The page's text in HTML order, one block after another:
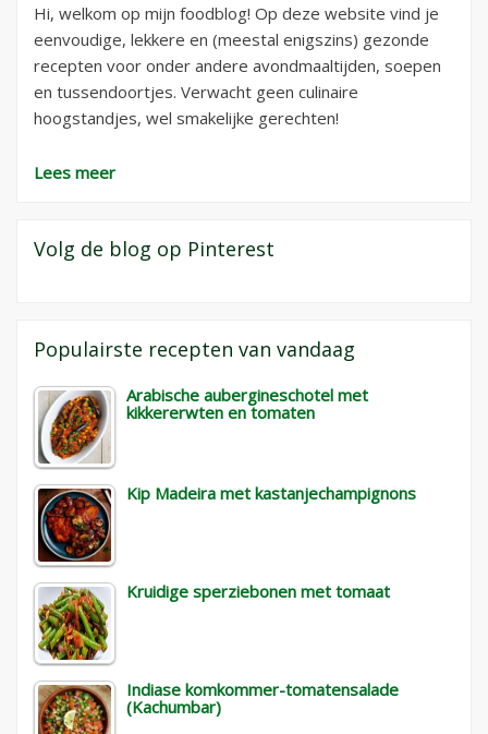
Hi, welkom op mijn foodblog! Op deze website vind je
eenvoudige, lekkere en (meestal enigszins) gezonde
recepten voor onder andere avondmaaltijden, soepen
en tussendoortjes. Verwacht geen culinaire
hoogstandjes, wel smakelijke gerechten!
Lees meer
Volg de blog op Pinterest
Populairste recepten van vandaag
Arabische aubergineschotel met
kikkererwten en tomaten
Kip Madeira met kastanjechampignons
Kruidige sperziebonen met tomaat
Indiase komkommer-tomatensalade
(Kachumbar)